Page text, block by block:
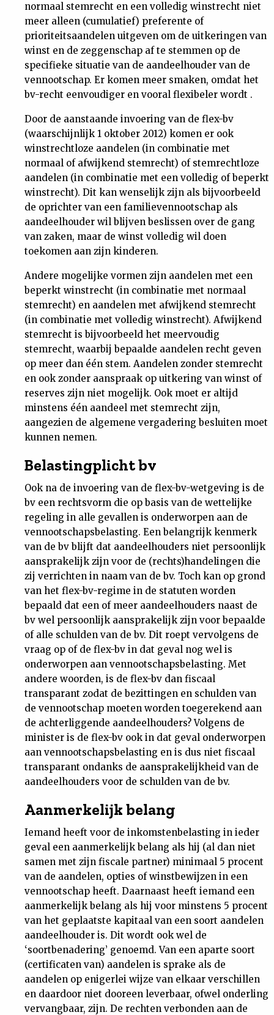
Dossiers
Nieuwsbrief
Contact
normaal stemrecht en een volledig winstrecht niet
meer alleen (cumulatief) preferente of
prioriteitsaandelen uitgeven om de uitkeringen van
winst en de zeggenschap af te stemmen op de
specifieke situatie van de aandeelhouder van de
vennootschap. Er komen meer smaken, omdat het
bv-recht eenvoudiger en vooral flexibeler wordt .
Door de aanstaande invoering van de flex-bv
(waarschijnlijk 1 oktober 2012) komen er ook
winstrechtloze aandelen (in combinatie met
normaal of afwijkend stemrecht) of stemrechtloze
aandelen (in combinatie met een volledig of beperkt
winstrecht). Dit kan wenselijk zijn als bijvoorbeeld
de oprichter van een familievennootschap als
aandeelhouder wil blijven beslissen over de gang
van zaken, maar de winst volledig wil doen
toekomen aan zijn kinderen.
Andere mogelijke vormen zijn aandelen met een
beperkt winstrecht (in combinatie met normaal
stemrecht) en aandelen met afwijkend stemrecht
(in combinatie met volledig winstrecht). Afwijkend
stemrecht is bijvoorbeeld het meervoudig
stemrecht, waarbij bepaalde aandelen recht geven
op meer dan één stem. Aandelen zonder stemrecht
en ook zonder aanspraak op uitkering van winst of
reserves zijn niet mogelijk. Ook moet er altijd
minstens één aandeel met stemrecht zijn,
aangezien de algemene vergadering besluiten moet
kunnen nemen.
Belastingplicht bv
Ook na de invoering van de flex-bv-wetgeving is de
bv een rechtsvorm die op basis van de wettelijke
regeling in alle gevallen is onderworpen aan de
vennootschapsbelasting. Een belangrijk kenmerk
van de bv blijft dat aandeelhouders niet persoonlijk
aansprakelijk zijn voor de (rechts)handelingen die
zij verrichten in naam van de bv. Toch kan op grond
van het flex-bv-regime in de statuten worden
bepaald dat een of meer aandeelhouders naast de
bv wel persoonlijk aansprakelijk zijn voor bepaalde
of alle schulden van de bv. Dit roept vervolgens de
vraag op of de flex-bv in dat geval nog wel is
onderworpen aan vennootschapsbelasting. Met
andere woorden, is de flex-bv dan fiscaal
transparant zodat de bezittingen en schulden van
de vennootschap moeten worden toegerekend aan
de achterliggende aandeelhouders? Volgens de
minister is de flex-bv ook in dat geval onderworpen
aan vennootschapsbelasting en is dus niet fiscaal
transparant ondanks de aansprakelijkheid van de
aandeelhouders voor de schulden van de bv.
Aanmerkelijk belang
Iemand heeft voor de inkomstenbelasting in ieder
geval een aanmerkelijk belang als hij (al dan niet
samen met zijn fiscale partner) minimaal 5 procent
van de aandelen, opties of winstbewijzen in een
vennootschap heeft. Daarnaast heeft iemand een
aanmerkelijk belang als hij voor minstens 5 procent
van het geplaatste kapitaal van een soort aandelen
aandeelhouder is. Dit wordt ook wel de
‘soortbenadering’ genoemd. Van een aparte soort
(certificaten van) aandelen is sprake als de
aandelen op enigerlei wijze van elkaar verschillen
en daardoor niet dooreen leverbaar, ofwel onderling
vervangbaar, zijn. De rechten verbonden aan de